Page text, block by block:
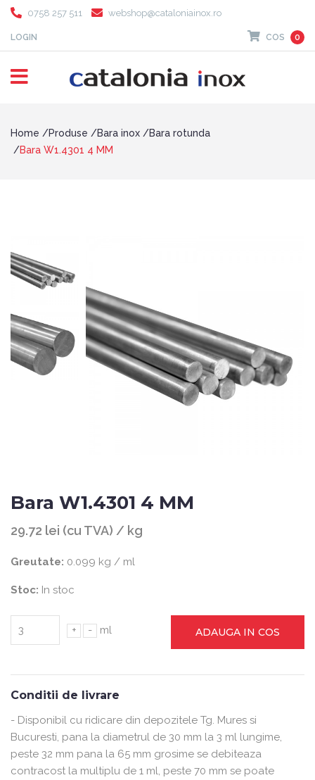
0758 257 511 webshop@cataloniainox.ro
LOGIN COS 0
Home Produse Bara inox
Bara rotunda
Bara W1.4301 4 MM
Bara W1.4301 4 MM
29.72 lei (cu TVA) / kg
Greutate: 0.099 kg / ml
Stoc: In stoc
+ - ml ADAUGA IN COS
Conditii de livrare
- Disponibil cu ridicare din depozitele Tg. Mures si
Bucuresti, pana la diametrul de 30 mm la 3 ml lungime,
peste 32 mm pana la 65 mm grosime se debiteaza
contracost la multiplu de 1 ml, peste 70 mm se poate